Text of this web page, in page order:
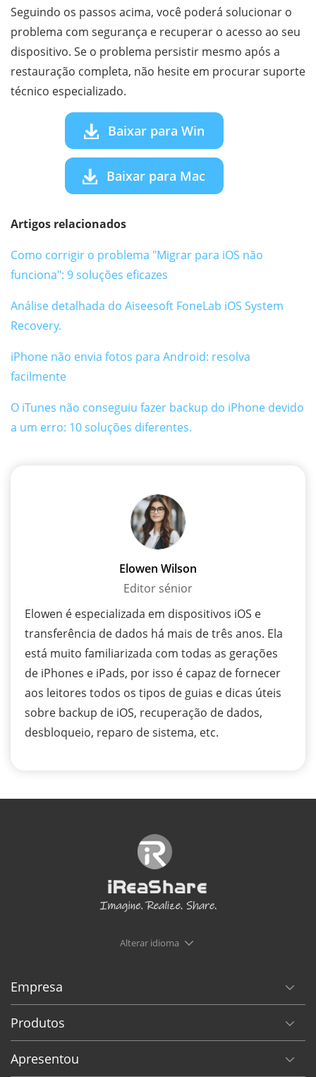
Seguindo os passos acima, você poderá solucionar o
problema com segurança e recuperar o acesso ao seu
dispositivo. Se o problema persistir mesmo após a
restauração completa, não hesite em procurar suporte
técnico especializado.
Baixar para Win
Baixar para Mac
Artigos relacionados
Como corrigir o problema "Migrar para iOS não
funciona": 9 soluções eficazes
Análise detalhada do Aiseesoft FoneLab iOS System
Recovery.
iPhone não envia fotos para Android: resolva
facilmente
O iTunes não conseguiu fazer backup do iPhone devido
a um erro: 10 soluções diferentes.
Elowen Wilson
Editor sénior
Elowen é especializada em dispositivos iOS e
transferência de dados há mais de três anos. Ela
está muito familiarizada com todas as gerações
de iPhones e iPads, por isso é capaz de fornecer
aos leitores todos os tipos de guias e dicas úteis
sobre backup de iOS, recuperação de dados,
desbloqueio, reparo de sistema, etc.
Alterar idioma
Empresa
Produtos
Apresentou